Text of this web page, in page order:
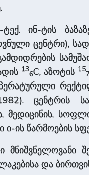
ტექ. ინ-ტის
ცენტრი),
13
6C, აზოტის 15
ცენტრის
მედიცინის,
ი-ის წარმოების
მნიშვნელოვანი
და